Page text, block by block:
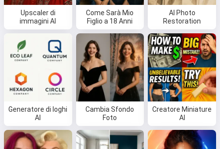
Upscaler di
immagini AI
Come Sarà Mio
Figlio a 18 Anni
AI Photo
Restoration
Generatore di loghi
AI
Cambia Sfondo
Foto
Creatore Miniature
AI